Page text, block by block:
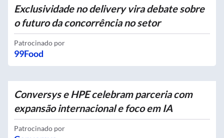
Exclusividade no delivery vira debate sobre
o futuro da concorrência no setor
Patrocinado por
99Food
Conversys e HPE celebram parceria com
expansão internacional e foco em IA
Patrocinado por